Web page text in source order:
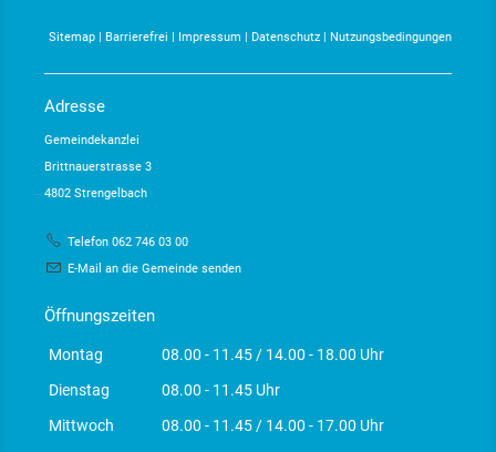
Sitemap | Barrierefrei | Impressum | Datenschutz| Nutzungsbedingungen
Adresse
Gemeindekanzlei
Brittnauerstrasse 3
4802 Strengelbach
Telefon 062 746 03 00
E-Mail an die Gemeinde senden
Öffnungszeiten
Montag
08.00 - 11.45 / 14.00 - 18.00 Uhr
Dienstag
08.00 - 11.45 Uhr
Mittwoch
08.00 - 11.45 / 14.00 - 17.00 Uhr